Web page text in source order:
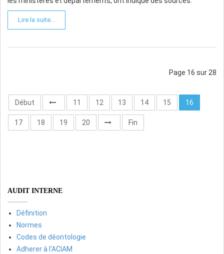
Lire la suite...
Page 16 sur 28
Début 11 12 13 14 15 16
17 18 19 20 Fin
AUDIT INTERNE
Définition
Normes
Codes de déontologie
Adherer à l'ACIAM